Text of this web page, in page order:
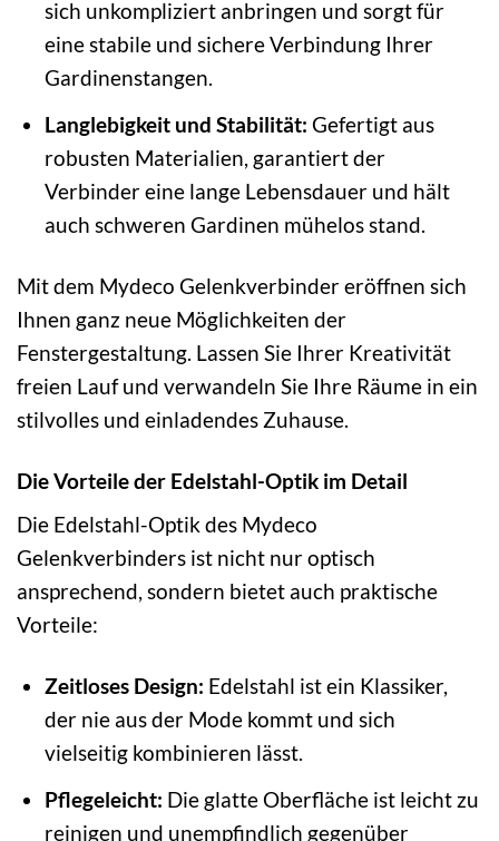
sich unkompliziert anbringen und sorgt für
eine stabile und sichere Verbindung Ihrer
Gardinenstangen.
Langlebigkeit und Stabilität: Gefertigt aus
robusten Materialien, garantiert der
Verbinder eine lange Lebensdauer und hält
auch schweren Gardinen mühelos stand.
Mit dem Mydeco Gelenkverbinder eröffnen sich
Ihnen ganz neue Möglichkeiten der
Fenstergestaltung. Lassen Sie Ihrer Kreativität
freien Lauf und verwandeln Sie Ihre Räume in ein
stilvolles und einladendes Zuhause.
Die Vorteile der Edelstahl-Optik im Detail
Die Edelstahl-Optik des Mydeco
Gelenkverbinders ist nicht nur optisch
ansprechend, sondern bietet auch praktische
Vorteile:
Zeitloses Design: Edelstahl ist ein Klassiker,
der nie aus der Mode kommt und sich
vielseitig kombinieren lässt.
Pflegeleicht: Die glatte Oberfläche ist leicht zu
reinigen und unempfindlich gegenüber